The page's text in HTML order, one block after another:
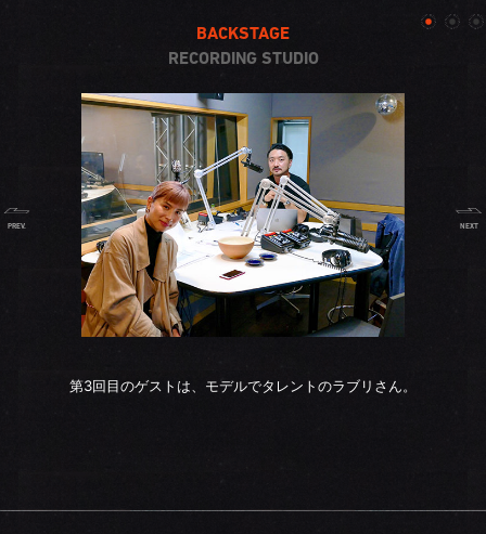
BACKSTAGE
RECORDING STUDIO
第3回目のゲストは、モデルでタレントのラブリさん。
PREV. NEXT